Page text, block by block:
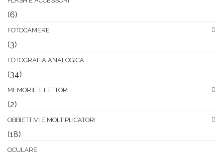
(6)
FOTOCAMERE
(3)
FOTOGRAFIA ANALOGICA
(34)
MEMORIE E LETTORI
(2)
OBBIETTIVI E MOLTIPLICATORI
(18)
OCULARE